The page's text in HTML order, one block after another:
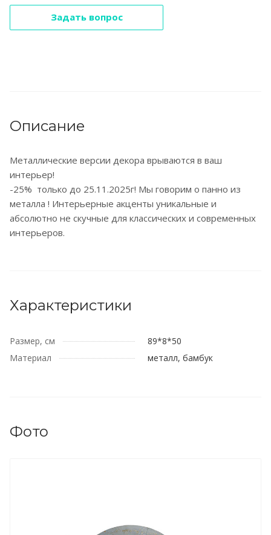
Задать вопрос
Описание
Металлические версии декора врываются в ваш
интерьер!
-25% только до 25.11.2025г! Мы говорим о панно из
металла ! Интерьерные акценты уникальные и
абсолютно не скучные для классических и современных
интерьеров.
Характеристики
Размер, см
89*8*50
Материал
металл, бамбук
Фото